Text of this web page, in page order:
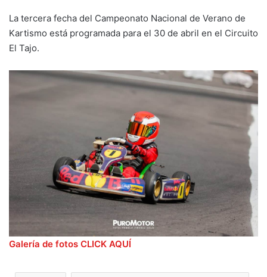
La tercera fecha del Campeonato Nacional de Verano de
Kartismo está programada para el 30 de abril en el Circuito
El Tajo.
Galería de fotos CLICK AQUÍ